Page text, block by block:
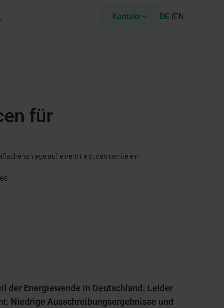
Kontakt DE EN
für
der Energiewende in Deutschland. Leider
Niedrige Ausschreibungsergebnisse und